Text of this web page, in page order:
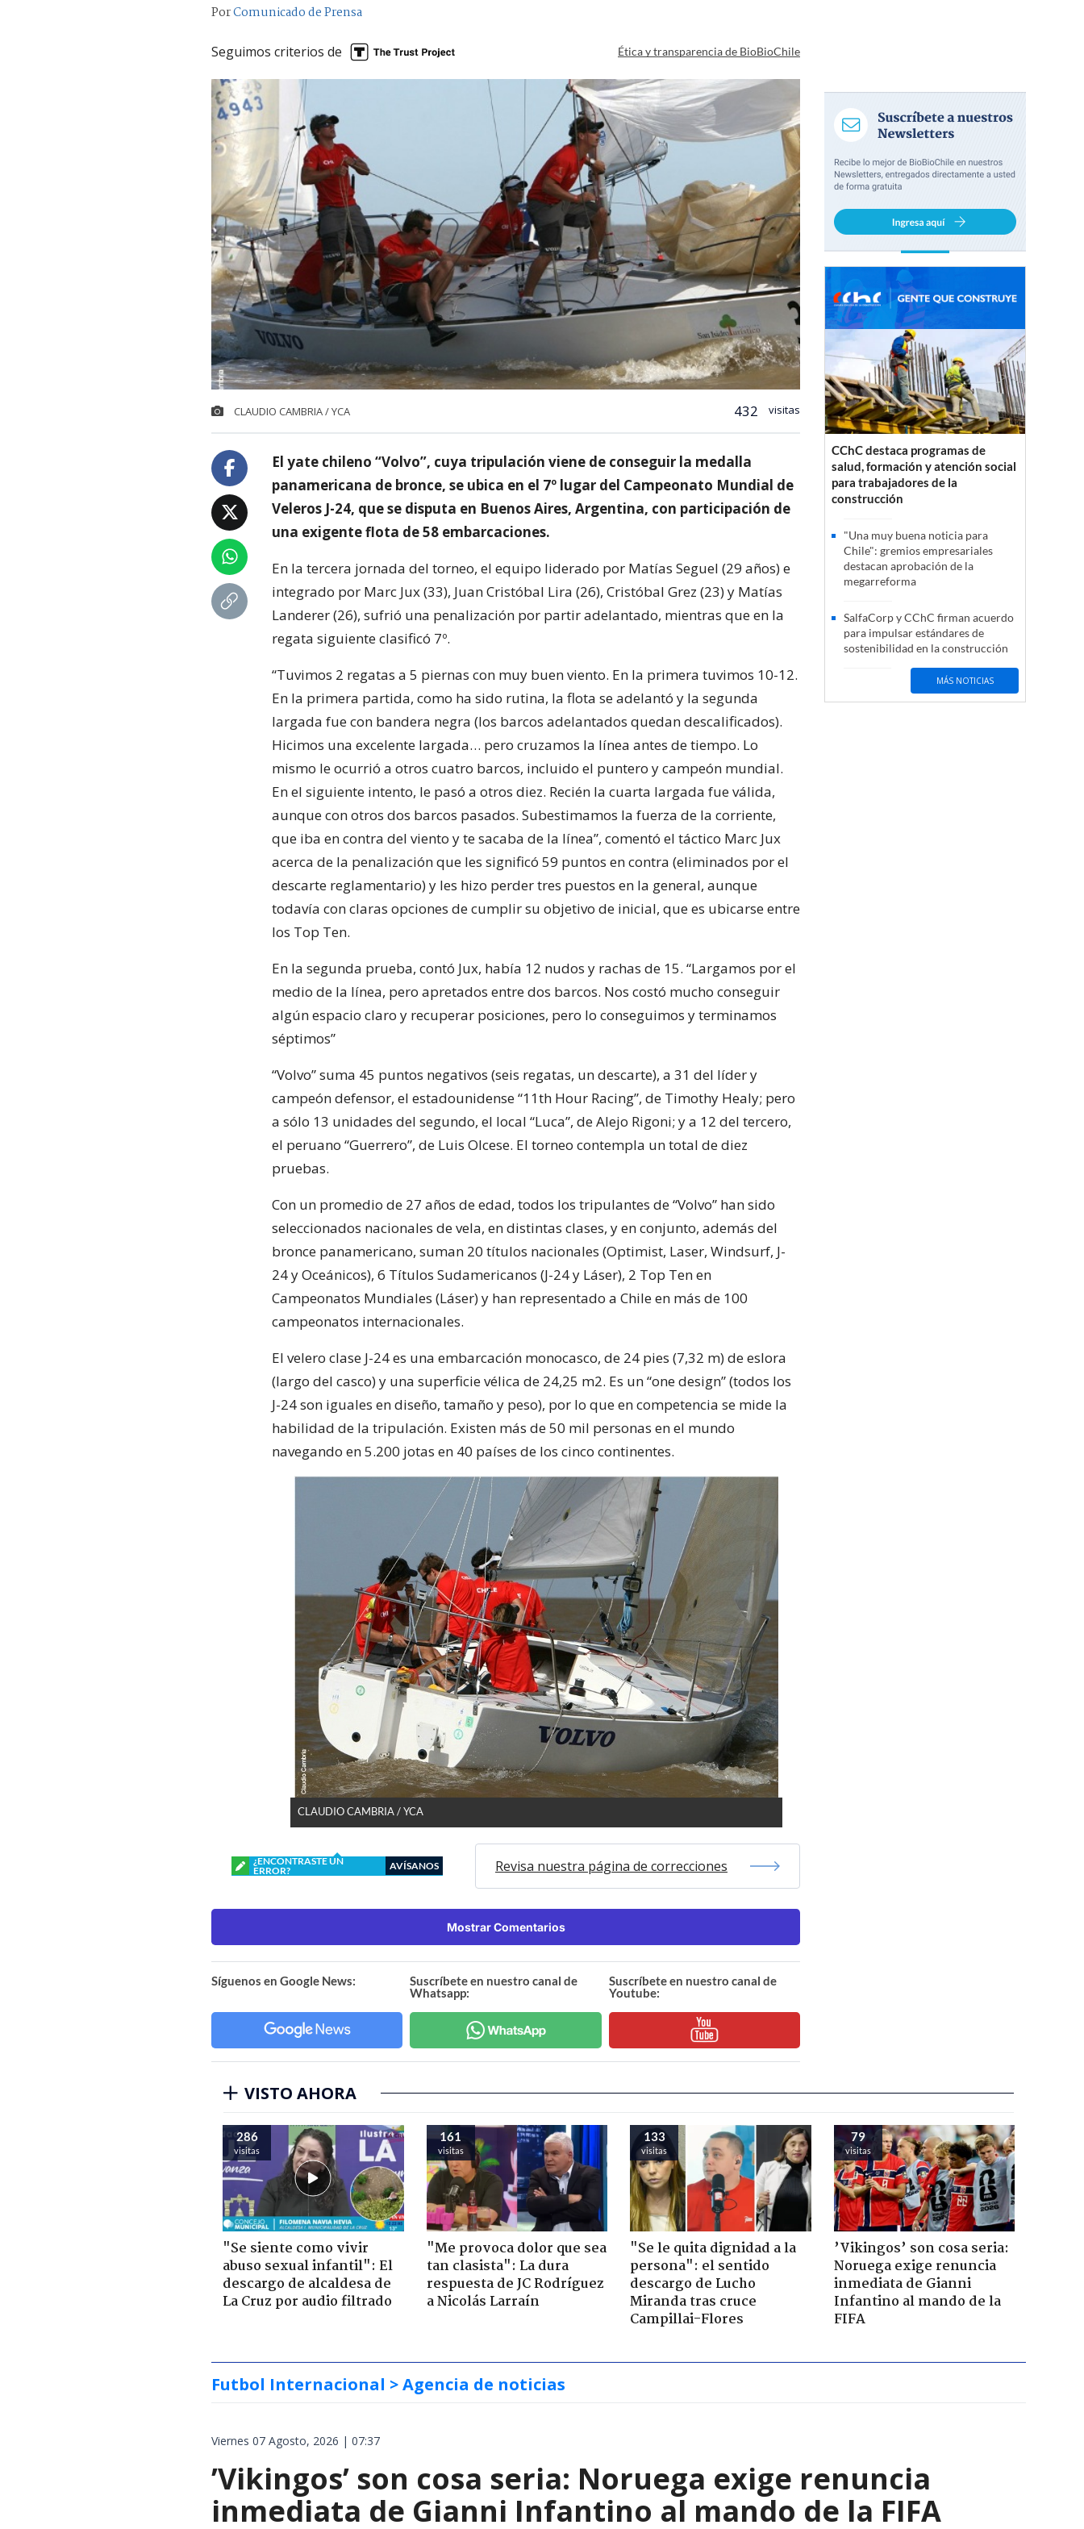
PorComunicado de Prensa
Seguimos criterios de Ética y transparencia de BioBioChile
CLAUDIO CAMBRIA / YCA 432 visitas
El yate chileno “Volvo”, cuya tripulación viene de conseguir la medalla
panamericana de bronce, se ubica en el 7º lugar del Campeonato Mundial de
Veleros J-24, que se disputa en Buenos Aires, Argentina, con participación de
una exigente flota de 58 embarcaciones.
En la tercera jornada del torneo, el equipo liderado por Matías Seguel (29 años) e
integrado por Marc Jux (33), Juan Cristóbal Lira (26), Cristóbal Grez (23) y Matías
Landerer (26), sufrió una penalización por partir adelantado, mientras que en la
regata siguiente clasificó 7º.
“Tuvimos 2 regatas a 5 piernas con muy buen viento. En la primera tuvimos 10-12.
En la primera partida, como ha sido rutina, la flota se adelantó y la segunda
largada fue con bandera negra (los barcos adelantados quedan descalificados).
Hicimos una excelente largada… pero cruzamos la línea antes de tiempo. Lo
mismo le ocurrió a otros cuatro barcos, incluido el puntero y campeón mundial.
En el siguiente intento, le pasó a otros diez. Recién la cuarta largada fue válida,
aunque con otros dos barcos pasados. Subestimamos la fuerza de la corriente,
que iba en contra del viento y te sacaba de la línea”, comentó el táctico Marc Jux
acerca de la penalización que les significó 59 puntos en contra (eliminados por el
descarte reglamentario) y les hizo perder tres puestos en la general, aunque
todavía con claras opciones de cumplir su objetivo de inicial, que es ubicarse entre
los Top Ten.
En la segunda prueba, contó Jux, había 12 nudos y rachas de 15. “Largamos por el
medio de la línea, pero apretados entre dos barcos. Nos costó mucho conseguir
algún espacio claro y recuperar posiciones, pero lo conseguimos y terminamos
séptimos”
“Volvo” suma 45 puntos negativos (seis regatas, un descarte), a 31 del líder y
campeón defensor, el estadounidense “11th Hour Racing”, de Timothy Healy; pero
a sólo 13 unidades del segundo, el local “Luca”, de Alejo Rigoni; y a 12 del tercero,
el peruano “Guerrero”, de Luis Olcese. El torneo contempla un total de diez
pruebas.
Con un promedio de 27 años de edad, todos los tripulantes de “Volvo” han sido
seleccionados nacionales de vela, en distintas clases, y en conjunto, además del
bronce panamericano, suman 20 títulos nacionales (Optimist, Laser, Windsurf, J-
24 y Oceánicos), 6 Títulos Sudamericanos (J-24 y Láser), 2 Top Ten en
Campeonatos Mundiales (Láser) y han representado a Chile en más de 100
campeonatos internacionales.
El velero clase J-24 es una embarcación monocasco, de 24 pies (7,32 m) de eslora
(largo del casco) y una superficie vélica de 24,25 m2. Es un “one design” (todos los
J-24 son iguales en diseño, tamaño y peso), por lo que en competencia se mide la
habilidad de la tripulación. Existen más de 50 mil personas en el mundo
navegando en 5.200 jotas en 40 países de los cinco continentes.
CLAUDIO CAMBRIA / YCA
¿ENCONTRASTE UN
ERROR?
AVÍSANOS Revisa nuestra página de correcciones
Mostrar Comentarios
Síguenos en Google News:
Suscríbete en nuestro canal de
Whatsapp:
Suscríbete en nuestro canal de
Youtube:
CChC destaca programas de
salud, formación y atención social
para trabajadores de la
construcción
"Una muy buena noticia para
Chile": gremios empresariales
destacan aprobación de la
megarreforma
SalfaCorp y CChC firman acuerdo
para impulsar estándares de
sostenibilidad en la construcción
MÁS NOTICIAS
VISTO AHORA
286
visitas
"Se siente como vivir
abuso sexual infantil": El
descargo de alcaldesa de
La Cruz por audio filtrado
161
visitas
"Me provoca dolor que sea
tan clasista": La dura
respuesta de JC Rodríguez
a Nicolás Larraín
133
visitas
"Se le quita dignidad a la
persona": el sentido
descargo de Lucho
Miranda tras cruce
Campillai-Flores
79
visitas
’Vikingos’ son cosa seria:
Noruega exige renuncia
inmediata de Gianni
Infantino al mando de la
FIFA
Futbol Internacional > Agencia de noticias
Viernes 07 Agosto, 2026 | 07:37
’Vikingos’ son cosa seria: Noruega exige renuncia
inmediata de Gianni Infantino al mando de la FIFA